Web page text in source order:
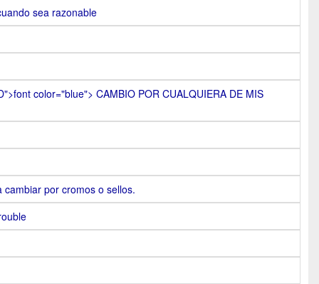
sea razonable
color="blue"> CAMBIO POR CUALQUIERA DE MIS
por cromos o sellos.